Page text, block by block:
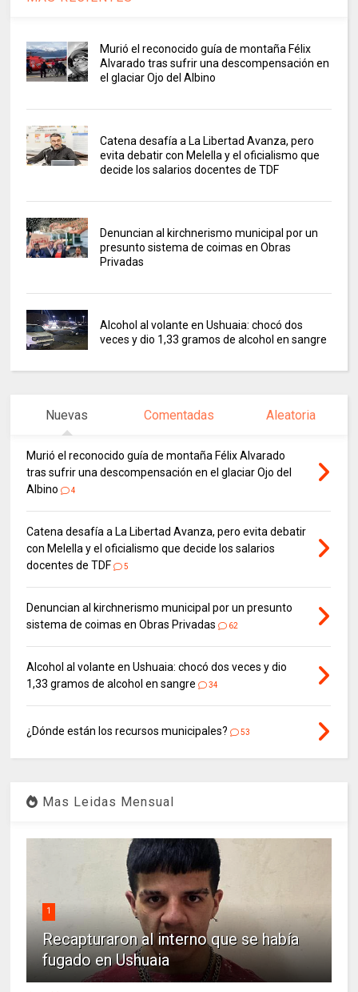
Murió el reconocido guía de montaña Félix
Alvarado tras sufrir una descompensación en
el glaciar Ojo del Albino
Catena desafía a La Libertad Avanza, pero
evita debatir con Melella y el oficialismo que
decide los salarios docentes de TDF
Denuncian al kirchnerismo municipal por un
presunto sistema de coimas en Obras
Privadas
Alcohol al volante en Ushuaia: chocó dos
veces y dio 1,33 gramos de alcohol en sangre
Nuevas Comentadas Aleatoria
Murió el reconocido guía de montaña Félix Alvarado
tras sufrir una descompensación en el glaciar Ojo del
Albino
4
Catena desafía a La Libertad Avanza, pero evita debatir
con Melella y el oficialismo que decide los salarios
docentes de TDF
5
Denuncian al kirchnerismo municipal por un presunto
sistema de coimas en Obras Privadas
62
Alcohol al volante en Ushuaia: chocó dos veces y dio
1,33 gramos de alcohol en sangre
34
¿Dónde están los recursos municipales? 53
Mas Leidas Mensual
1
Recapturaron al interno que se había
fugado en Ushuaia